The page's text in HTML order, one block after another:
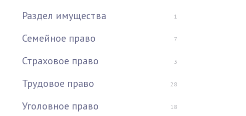
Раздел имущества 1
Семейное право 7
Страховое право 3
Трудовое право 28
Уголовное право 18